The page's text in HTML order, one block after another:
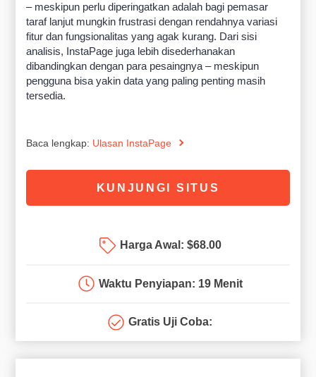
– meskipun perlu diperingatkan adalah bagi pemasar
taraf lanjut mungkin frustrasi dengan rendahnya variasi
fitur dan fungsionalitas yang agak kurang. Dari sisi
analisis, InstaPage juga lebih disederhanakan
dibandingkan dengan para pesaingnya – meskipun
pengguna bisa yakin data yang paling penting masih
tersedia.
Baca lengkap: Ulasan InstaPage
KUNJUNGI SITUS
Harga Awal: $68.00
Waktu Penyiapan: 19 Menit
Gratis Uji Coba: